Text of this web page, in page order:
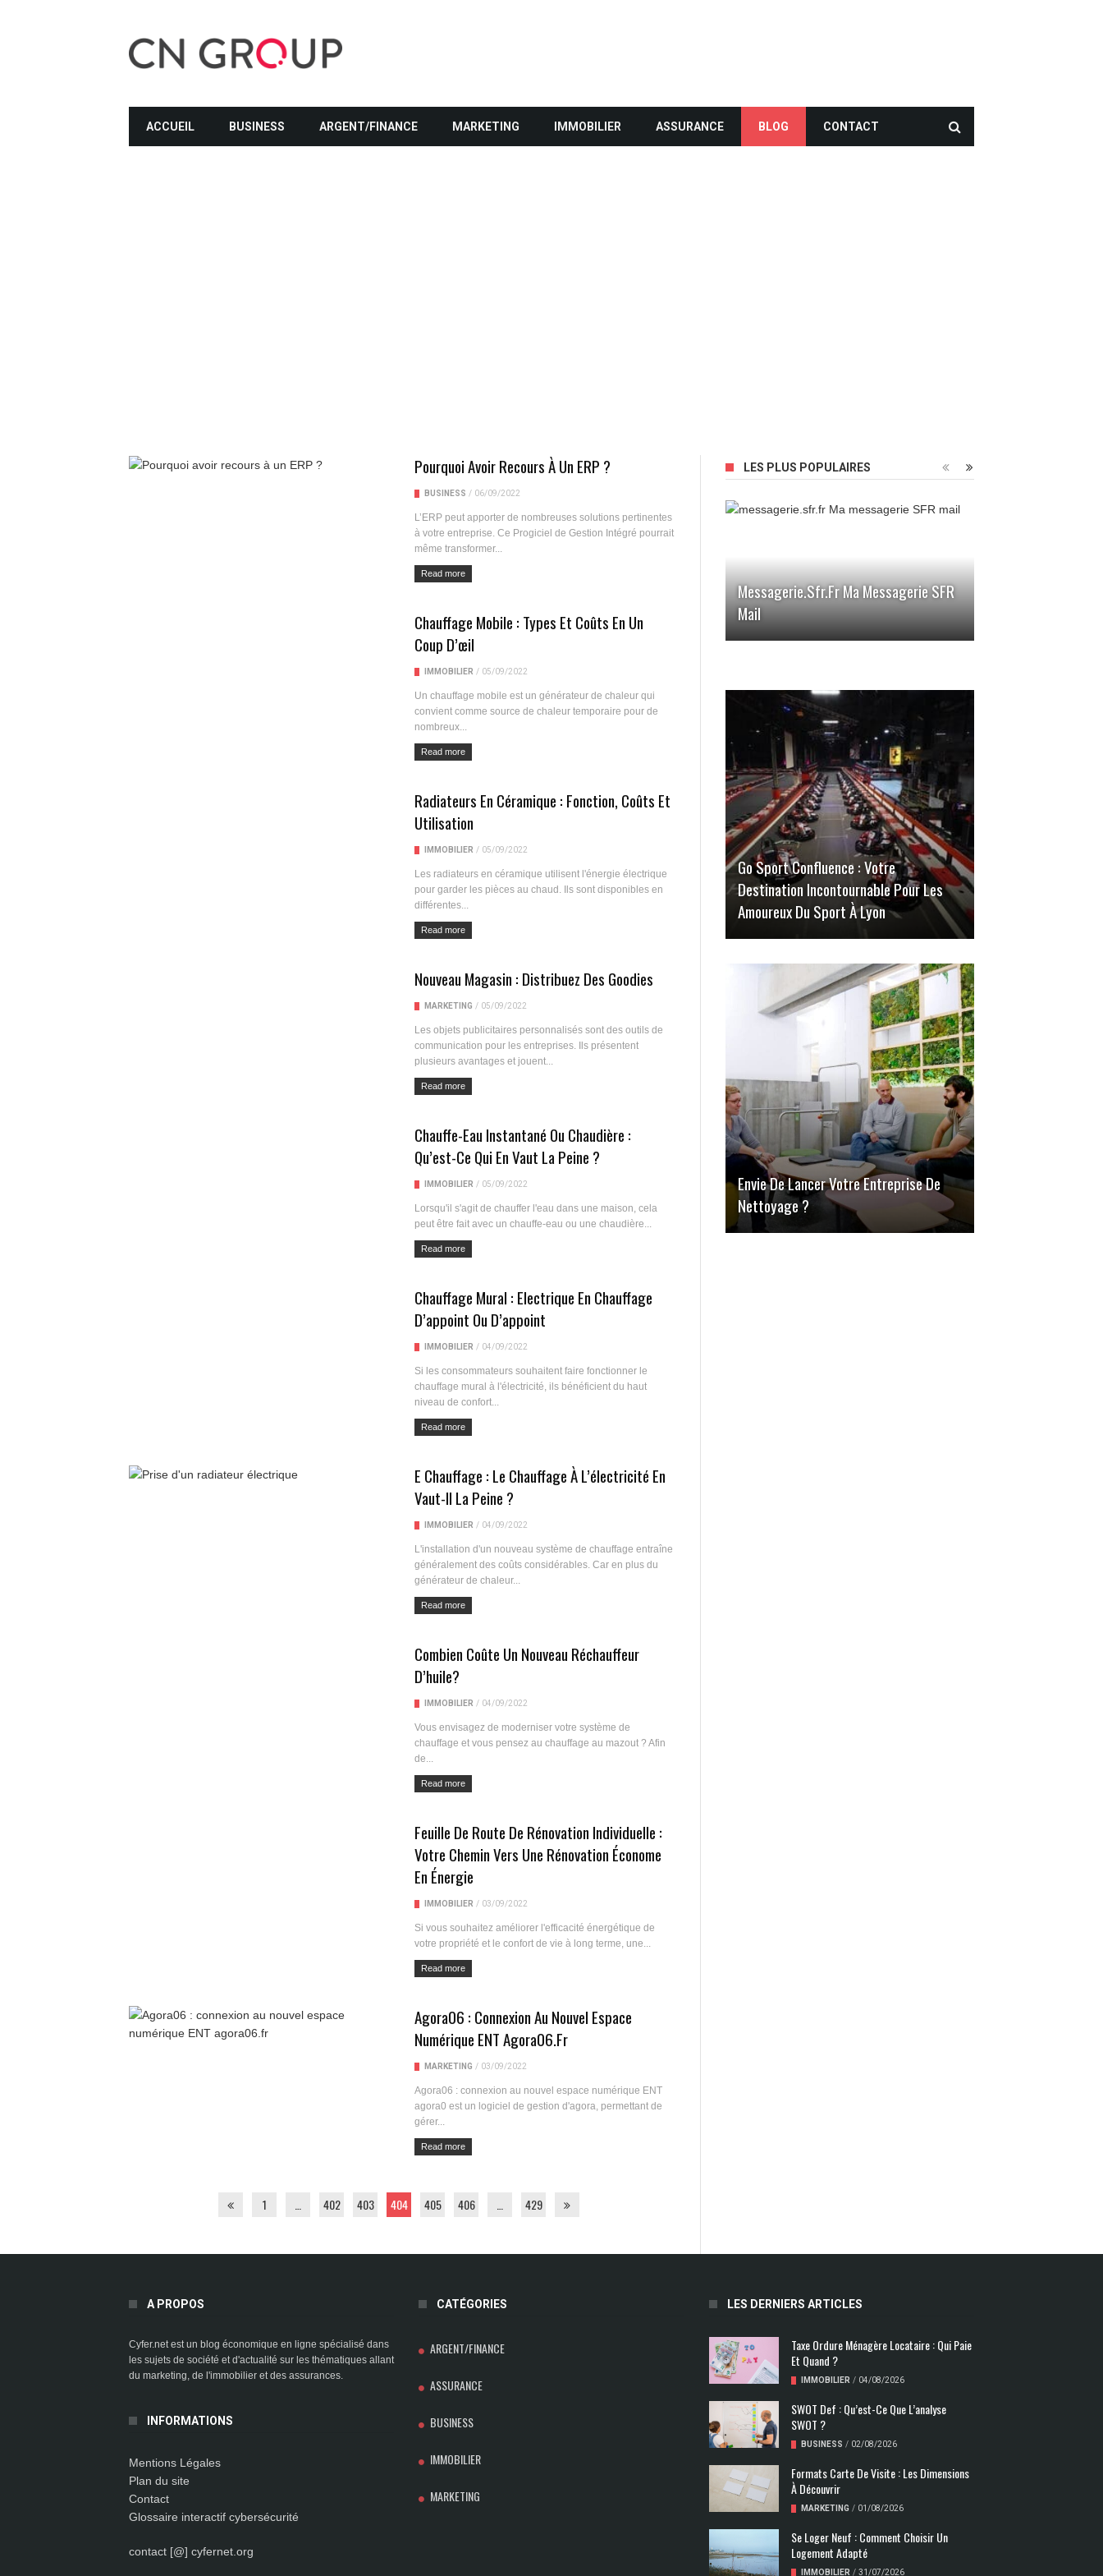
ACCUEIL BUSINESS ARGENT/FINANCE MARKETING IMMOBILIER ASSURANCE BLOG CONTACT
Pourquoi Avoir Recours À Un ERP ?
BUSINESS / 06/09/2022
L’ERP peut apporter de nombreuses solutions pertinentes
à votre entreprise. Ce Progiciel de Gestion Intégré pourrait
même transformer...
Read more
Chauffage Mobile : Types Et Coûts En Un
Coup D’œil
IMMOBILIER / 05/09/2022
Un chauffage mobile est un générateur de chaleur qui
convient comme source de chaleur temporaire pour de
nombreux...
Read more
Radiateurs En Céramique : Fonction, Coûts Et
Utilisation
IMMOBILIER / 05/09/2022
Les radiateurs en céramique utilisent l'énergie électrique
pour garder les pièces au chaud. Ils sont disponibles en
différentes...
Read more
Nouveau Magasin : Distribuez Des Goodies
MARKETING / 05/09/2022
Les objets publicitaires personnalisés sont des outils de
communication pour les entreprises. Ils présentent
plusieurs avantages et jouent...
Read more
Chauffe-Eau Instantané Ou Chaudière :
Qu’est-Ce Qui En Vaut La Peine ?
IMMOBILIER / 05/09/2022
Lorsqu'il s'agit de chauffer l'eau dans une maison, cela
peut être fait avec un chauffe-eau ou une chaudière...
Read more
Chauffage Mural : Electrique En Chauffage
D’appoint Ou D’appoint
IMMOBILIER / 04/09/2022
Si les consommateurs souhaitent faire fonctionner le
chauffage mural à l'électricité, ils bénéficient du haut
niveau de confort...
Read more
E Chauffage : Le Chauffage À L’électricité En
Vaut-Il La Peine ?
IMMOBILIER / 04/09/2022
L'installation d'un nouveau système de chauffage entraîne
généralement des coûts considérables. Car en plus du
générateur de chaleur...
Read more
Combien Coûte Un Nouveau Réchauffeur
D’huile?
IMMOBILIER / 04/09/2022
Vous envisagez de moderniser votre système de
chauffage et vous pensez au chauffage au mazout ? Afin
de...
Read more
Feuille De Route De Rénovation Individuelle :
Votre Chemin Vers Une Rénovation Économe
En Énergie
IMMOBILIER / 03/09/2022
Si vous souhaitez améliorer l'efficacité énergétique de
votre propriété et le confort de vie à long terme, une...
Read more
Agora06 : Connexion Au Nouvel Espace
Numérique ENT Agora06.fr
MARKETING / 03/09/2022
Agora06 : connexion au nouvel espace numérique ENT
agora0 est un logiciel de gestion d'agora, permettant de
gérer...
Read more
1 402 403 404 405 406 429
LES PLUS POPULAIRES
Messagerie.sfr.fr Ma Messagerie SFR
Mail
Go Sport Confluence : Votre
Destination Incontournable Pour Les
Amoureux Du Sport À Lyon
Envie De Lancer Votre Entreprise De
Nettoyage ?
A PROPOS
Cyfer.net est un blog économique en ligne spécialisé dans
les sujets de société et d'actualité sur les thématiques allant
du marketing, de l'immobilier et des assurances.
INFORMATIONS
Mentions Légales
Plan du site
Contact
Glossaire interactif cybersécurité
contact [@] cyfernet.org
CATÉGORIES
ARGENT/FINANCE
ASSURANCE
BUSINESS
IMMOBILIER
MARKETING
LES DERNIERS ARTICLES
Taxe Ordure Ménagère Locataire : Qui Paie
Et Quand ?
IMMOBILIER / 04/08/2026
SWOT Def : Qu’est-Ce Que L’analyse
SWOT ?
BUSINESS / 02/08/2026
Formats Carte De Visite : Les Dimensions
À Découvrir
MARKETING / 01/08/2026
Se Loger Neuf : Comment Choisir Un
Logement Adapté
IMMOBILIER / 31/07/2026